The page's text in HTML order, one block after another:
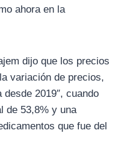
ahora en la
dijo que los precios
variación de precios,
2019″, cuando
de 53,8% y una
que fue del